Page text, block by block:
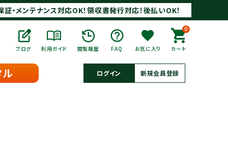
証・メンテナンス対応OK！領収書発行対応！後払いOK！
ブログ 利用ガイド 閲覧履歴 FAQ お気に入り
0
カート
ログイン 新規会員登録